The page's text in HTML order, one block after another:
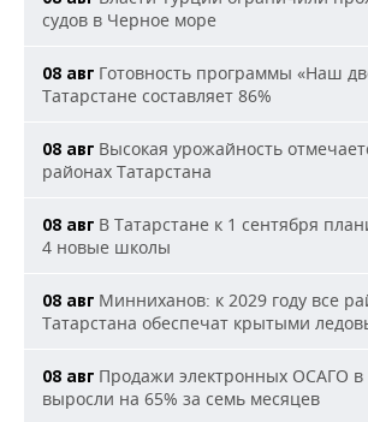
судов в Черное море
08 авг Готовность программы «Наш
Татарстане составляет 86%
08 авг Высокая урожайность
районах Татарстана
08 авг В Татарстане к 1 сентября
4 новые школы
08 авг Минниханов: к 2029 году все
Татарстана обеспечат крытыми
08 авг Продажи электронных ОСАГО в
выросли на 65% за семь месяцев